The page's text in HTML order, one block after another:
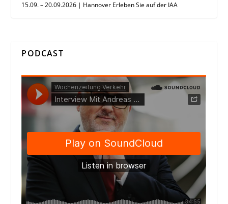
15.09. – 20.09.2026 | Hannover Erleben Sie auf der IAA
PODCAST